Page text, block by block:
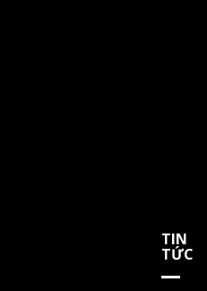
TIN
TỨC